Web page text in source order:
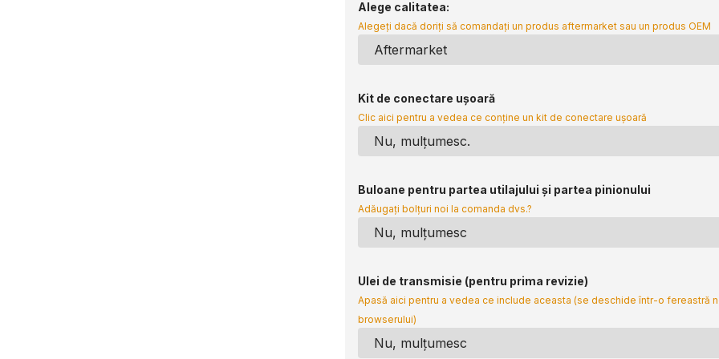
Alege calitatea:
Alegeți dacă doriți să comandați un produs aftermarket sau un produs OEM
Kit de conectare ușoară
Clic aici pentru a vedea ce conține un kit de conectare ușoară
Buloane pentru partea utilajului și partea pinionului
Adăugați bolțuri noi la comanda dvs.?
Ulei de transmisie (pentru prima revizie)
Apasă aici pentru a vedea ce include aceasta (se deschide într-o fereastră
browserului)